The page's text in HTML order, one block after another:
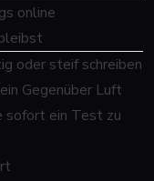
online
oder steif schreiben
Gegenüber Luft
sofort ein Test zu